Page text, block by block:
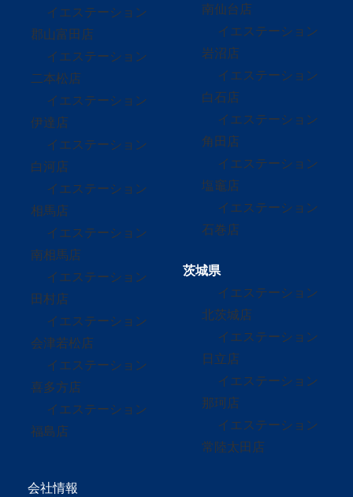
イエステーション
郡山富田店
イエステーション
二本松店
イエステーション
伊達店
イエステーション
白河店
イエステーション
相馬店
イエステーション
南相馬店
イエステーション
田村店
イエステーション
会津若松店
イエステーション
喜多方店
イエステーション
福島店
南仙台店
イエステーション
岩沼店
イエステーション
白石店
イエステーション
角田店
イエステーション
塩竈店
イエステーション
石巻店
茨城県
イエステーション
北茨城店
イエステーション
日立店
イエステーション
那珂店
イエステーション
常陸太田店
会社情報